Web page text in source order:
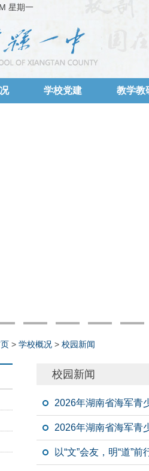
星期一
学校党建 教学教
> 学校概况 > 校园新闻
校园新闻
2026年湖南省海军青
2026年湖南省海军青
以“文”会友，明“道”前